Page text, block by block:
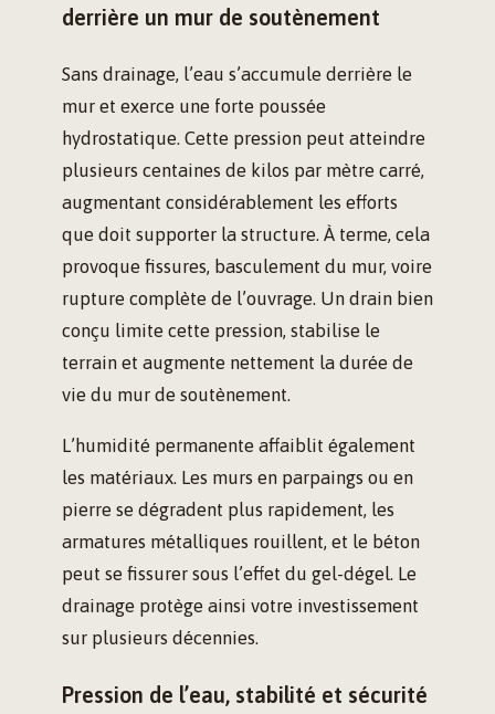
derrière un mur de soutènement
Sans drainage, l’eau s’accumule derrière le
mur et exerce une forte poussée
hydrostatique. Cette pression peut atteindre
plusieurs centaines de kilos par mètre carré,
augmentant considérablement les efforts
que doit supporter la structure. À terme, cela
provoque fissures, basculement du mur, voire
rupture complète de l’ouvrage. Un drain bien
conçu limite cette pression, stabilise le
terrain et augmente nettement la durée de
vie du mur de soutènement.
L’humidité permanente affaiblit également
les matériaux. Les murs en parpaings ou en
pierre se dégradent plus rapidement, les
armatures métalliques rouillent, et le béton
peut se fissurer sous l’effet du gel-dégel. Le
drainage protège ainsi votre investissement
sur plusieurs décennies.
Pression de l’eau, stabilité et sécurité